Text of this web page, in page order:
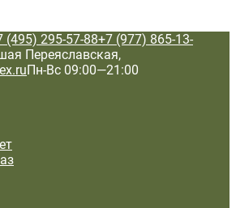
(495) 295-57-88+7 (977) 865-13-
Переяславская,
Пн-Вс 09:00—21:00